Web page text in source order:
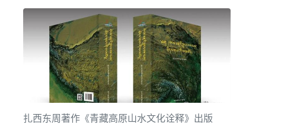
扎西东周著作《青藏高原山水文化诠释》出版